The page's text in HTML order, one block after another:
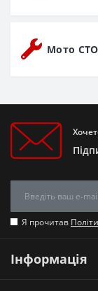
Мото СТО
Я прочитав
Інформація